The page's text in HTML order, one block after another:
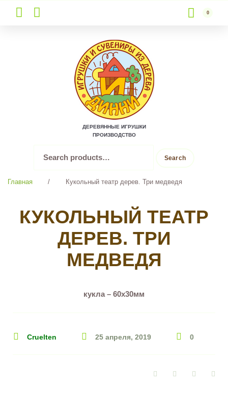
to
content
0
ДЕРЕВЯННЫЕ ИГРУШКИ
ПРОИЗВОДСТВО
for:
Search
Главная / Кукольный театр дерев. Три медведя
КУКОЛЬНЫЙ ТЕАТР
ДЕРЕВ. ТРИ
МЕДВЕДЯ
кукла – 60х30мм
Cruelten 25 апреля, 2019 0
FacebookTwitter Google+